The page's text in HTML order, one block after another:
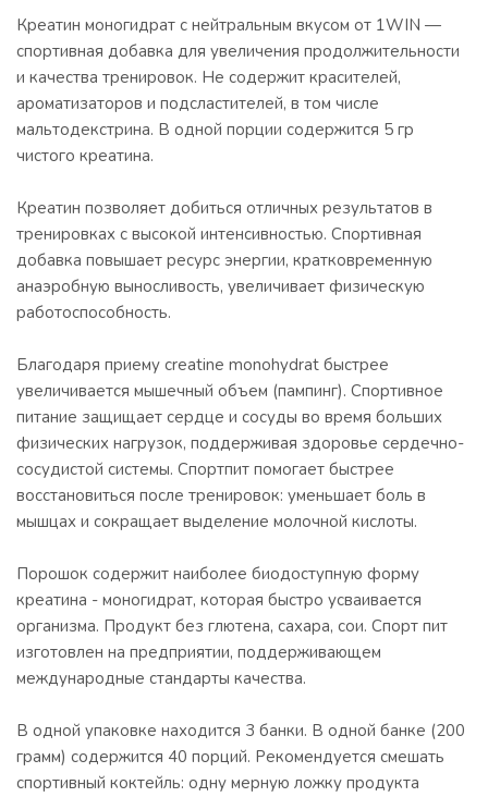
Креатин моногидрат с нейтральным вкусом от 1WIN —
спортивная добавка для увеличения продолжительности
и качества тренировок. Не содержит красителей,
ароматизаторов и подсластителей, в том числе
мальтодекстрина. В одной порции содержится 5 гр
чистого креатина.
Креатин позволяет добиться отличных результатов в
тренировках с высокой интенсивностью. Спортивная
добавка повышает ресурс энергии, кратковременную
анаэробную выносливость, увеличивает физическую
работоспособность.
Благодаря приему creatine monohydrat быстрее
увеличивается мышечный объем (пампинг). Спортивное
питание защищает сердце и сосуды во время больших
физических нагрузок, поддерживая здоровье сердечно-
сосудистой системы. Спортпит помогает быстрее
восстановиться после тренировок: уменьшает боль в
мышцах и сокращает выделение молочной кислоты.
Порошок содержит наиболее биодоступную форму
креатина - моногидрат, которая быстро усваивается
организма. Продукт без глютена, сахара, сои. Спорт пит
изготовлен на предприятии, поддерживающем
международные стандарты качества.
В одной упаковке находится 3 банки. В одной банке (200
грамм) содержится 40 порций. Рекомендуется смешать
спортивный коктейль: одну мерную ложку продукта